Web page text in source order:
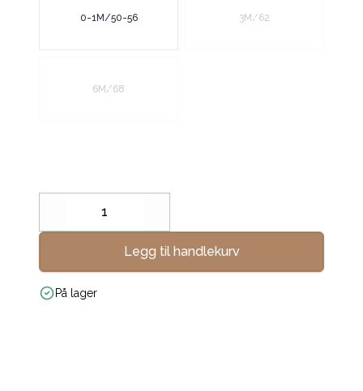
0-1M/50-56 3M/62
6M/68
Decrease
Legg til handlekurv
På lager